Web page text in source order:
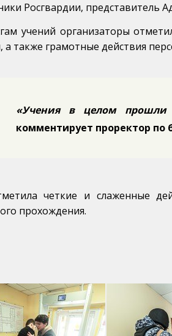
Росгвардии, представитель
учений организаторы
а также грамотные действия
«Учения в целом прошли
комментирует проректор по
четкие и слаженные
прохождения.